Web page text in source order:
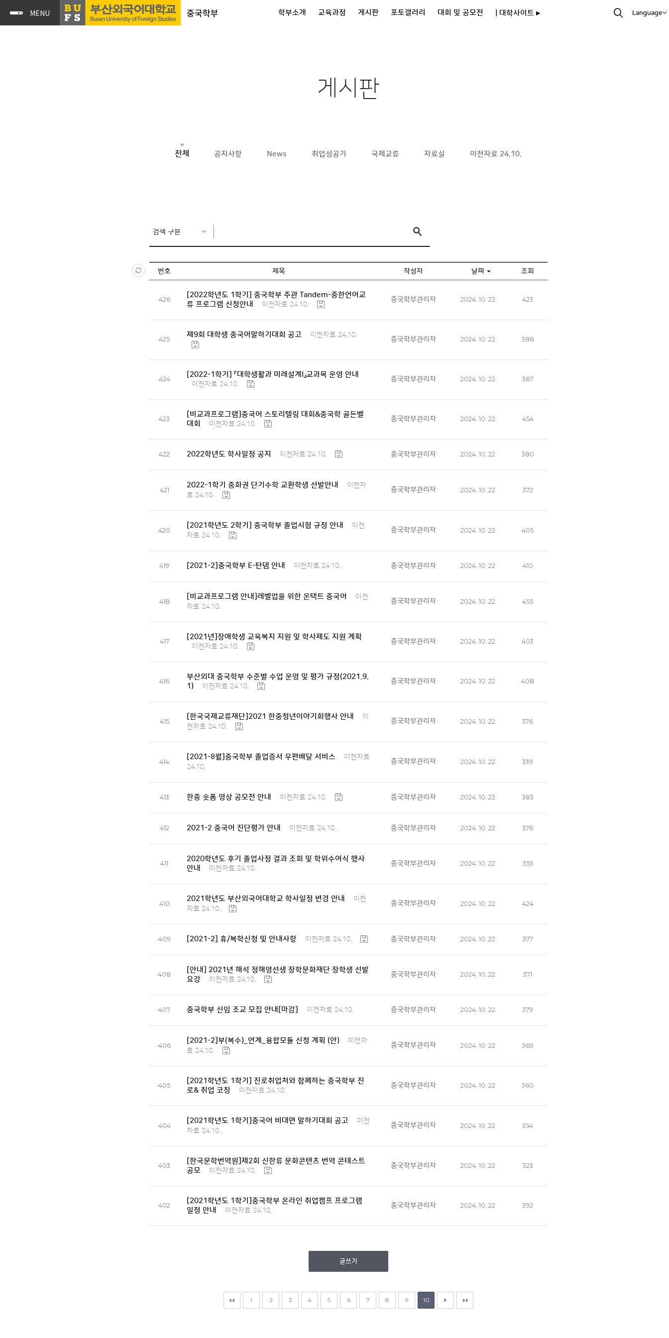
중국학부 학부소개 교육과정 게시판 포토갤러리 대회 및 공모전 | 대학사이트 ▸ Language
게시판
전체 공지사항 News 취업성공기 국제교류 자료실 이전자료 24.10.
검색 구분
번호 제목 작성자 날짜 조회
426
[2022학년도 1학기] 중국학부 주관 Tandem-중한언어교
류 프로그램 신청안내
이전자료 24.10.
중국학부관리자 2024. 10. 22 423
425
제9회 대학생 중국어말하기대회 공고 이전자료 24.10.
중국학부관리자 2024. 10. 22 388
424
[2022-1학기] 『대학생활과 미래설계I』교과목 운영 안내
이전자료 24.10.
중국학부관리자 2024. 10. 22 387
423
[비교과프로그램]중국어 스토리텔링 대회&중국학 골든벨
대회
이전자료 24.10.
중국학부관리자 2024. 10. 22 454
422 2022학년도 학사일정 공지 이전자료 24.10. 중국학부관리자 2024. 10. 22 380
421
2022-1학기 중화권 단기수학 교환학생 선발안내
이전자
료 24.10.
중국학부관리자 2024. 10. 22 372
420
[2021학년도 2학기] 중국학부 졸업시험 규정 안내
이전
자료 24.10.
중국학부관리자 2024. 10. 22 405
419 [2021-2]중국학부 E-탄뎀 안내 이전자료 24.10. 중국학부관리자 2024. 10. 22 410
418
[비교과프로그램 안내]레벨업을 위한 온택트 중국어
이전
자료 24.10.
중국학부관리자 2024. 10. 22 455
417
[2021년]장애학생 교육복지 지원 및 학사제도 지원 계획
이전자료 24.10.
중국학부관리자 2024. 10. 22 403
416
부산외대 중국학부 수준별 수업 운영 및 평가 규정(2021.9.
1)
이전자료 24.10.
중국학부관리자 2024. 10. 22 408
415
[한국국제교류재단]2021 한중청년이야기회행사 안내
이
전자료 24.10.
중국학부관리자 2024. 10. 22 376
414
[2021-8월]중국학부 졸업증서 우편배달 서비스
이전자료
24.10.
중국학부관리자 2024. 10. 22 339
413 한중 숏폼 영상 공모전 안내 이전자료 24.10. 중국학부관리자 2024. 10. 22 383
412 2021-2 중국어 진단평가 안내 이전자료 24.10. 중국학부관리자 2024. 10. 22 376
411
2020학년도 후기 졸업사정 결과 조회 및 학위수여식 행사
안내
이전자료 24.10.
중국학부관리자 2024. 10. 22 355
410
2021학년도 부산외국어대학교 학사일정 변경 안내
이전
자료 24.10.
중국학부관리자 2024. 10. 22 424
409 [2021-2] 휴/복학신청 및 안내사항 이전자료 24.10. 중국학부관리자 2024. 10. 22 377
408
[안내] 2021년 해석 정해영선생 장학문화재단 장학생 선발
요강
이전자료 24.10.
중국학부관리자 2024. 10. 22 371
407 중국학부 신임 조교 모집 안내[마감] 이전자료 24.10. 중국학부관리자 2024. 10. 22 379
406
[2021-2]부(복수)_연계_융합모듈 신청 계획 (안)
이전자
료 24.10.
중국학부관리자 2024. 10. 22 369
405
[2021학년도 1학기] 진로취업처와 함께하는 중국학부 진
로& 취업 코칭
이전자료 24.10.
중국학부관리자 2024. 10. 22 360
404
[2021학년도 1학기]중국어 비대면 말하기대회 공고
이전
자료 24.10.
중국학부관리자 2024. 10. 22 354
403
[한국문학번역원]제2회 신한류 문화콘텐츠 번역 콘테스트
공모
이전자료 24.10.
중국학부관리자 2024. 10. 22 323
402
[2021학년도 1학기]중국학부 온라인 취업캠프 프로그램
일정 안내
이전자료 24.10.
중국학부관리자 2024. 10. 22 392
글쓰기
1 2 3 4 5 6 7 8 9 10